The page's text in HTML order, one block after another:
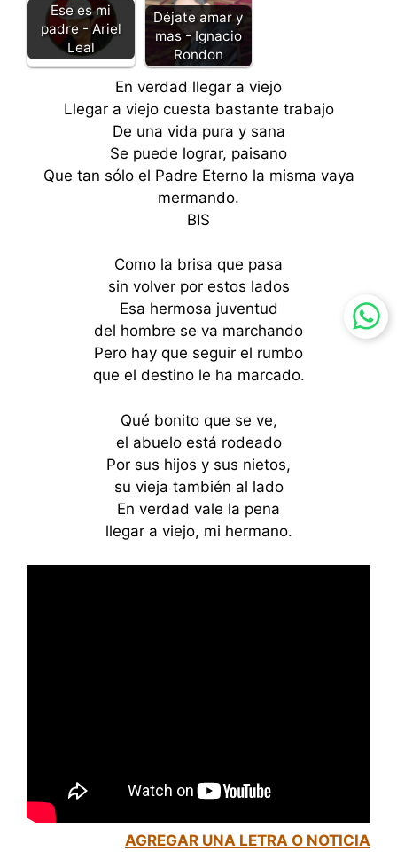
Ese es mi
padre - Ariel
Leal
Déjate amar y
mas - Ignacio
Rondon
En verdad llegar a viejo
Llegar a viejo cuesta bastante trabajo
De una vida pura y sana
Se puede lograr, paisano
Que tan sólo el Padre Eterno la misma vaya
mermando.
BIS
Como la brisa que pasa
sin volver por estos lados
Esa hermosa juventud
del hombre se va marchando
Pero hay que seguir el rumbo
que el destino le ha marcado.
Qué bonito que se ve,
el abuelo está rodeado
Por sus hijos y sus nietos,
su vieja también al lado
En verdad vale la pena
llegar a viejo, mi hermano.
AGREGAR UNA LETRA O NOTICIA